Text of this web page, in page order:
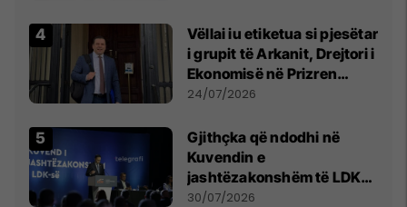
Vëllai iu etiketua si pjesëtar
i grupit të Arkanit, Drejtori i
Ekonomisë në Prizren
mohon pretendimet
24/07/2026
Gjithçka që ndodhi në
Kuvendin e
jashtëzakonshëm të LDK-
së
30/07/2026